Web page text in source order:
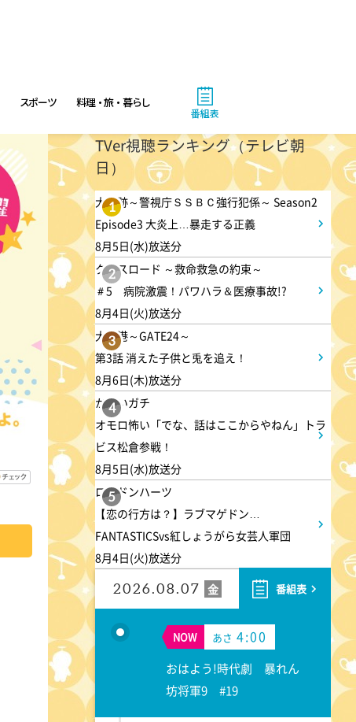
スポーツ 料理・旅・暮らし
番組表
TVer視聴ランキング（テレビ朝
日）
1
大追跡～警視庁ＳＳＢＣ強行犯係～ Season2
Episode3 大炎上…暴走する正義
8月5日(水)放送分
2
クロスロード ～救命救急の約束～
＃5 病院激震！パワハラ＆医療事故!?
8月4日(火)放送分
3
大空港～GATE24～
第3話 消えた子供と兎を追え！
8月6日(木)放送分
4
かまいガチ
オモロ怖い「でな、話はここからやねん」トラ
ビス松倉参戦！
8月5日(水)放送分
5
ロンドンハーツ
【恋の行方は？】ラブマゲドン…
FANTASTICSvs紅しょうがら女芸人軍団
8月4日(火)放送分
2026.08.07 金 番組表
NOW あさ 4:00
おはよう!時代劇 暴れん
坊将軍9 #19